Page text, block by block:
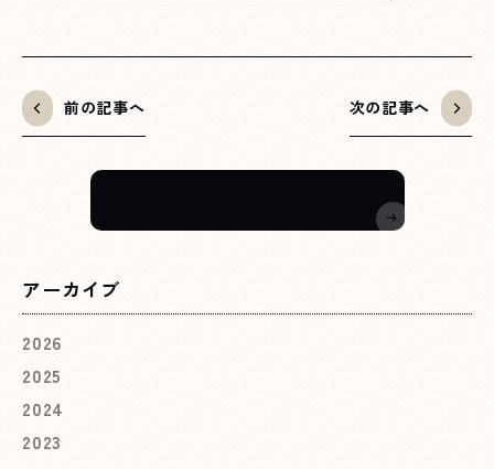
前の記事へ 次の記事へ
アーカイブ
2026
2025
2024
2023